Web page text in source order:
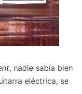
, nadie sabía bien
eléctrica, se